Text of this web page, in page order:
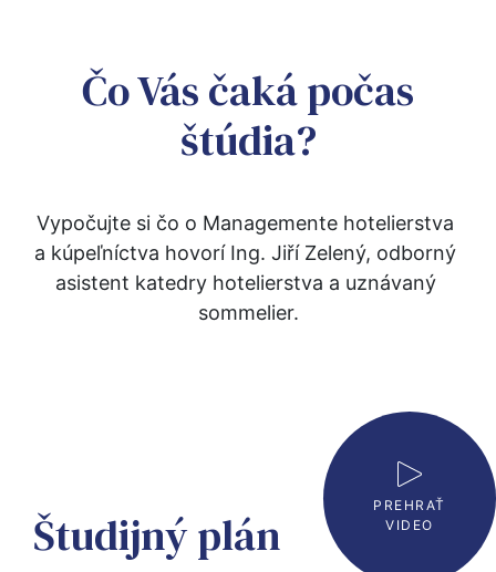
Čo Vás čaká počas
štúdia?
Vypočujte si čo o Managemente hotelierstva
a kúpeľníctva hovorí Ing. Jiří Zelený, odborný
asistent katedry hotelierstva a uznávaný
sommelier.
PREHRAŤ
VIDEO
Študijný plán